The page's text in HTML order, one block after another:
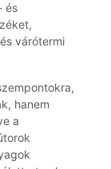
és
várótermi
hanem
a